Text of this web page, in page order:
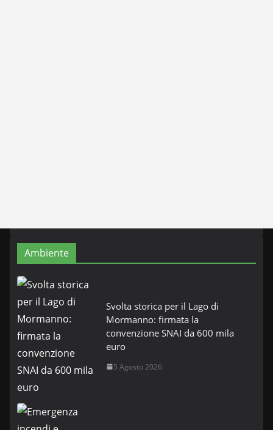
Ambiente
Svolta storica per il Lago di
Mormanno: firmata la
convenzione SNAI da 600 mila
euro
5 Agosto 2026